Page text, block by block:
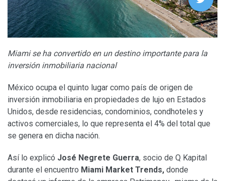
Miami se ha convertido en un destino importante para la
inversión inmobiliaria nacional
México ocupa el quinto lugar como país de origen de
inversión inmobiliaria en propiedades de lujo en Estados
Unidos, desde residencias, condominios, condhoteles y
activos comerciales, lo que representa el 4% del total que
se genera en dicha nación.
Así lo explicó José Negrete Guerra, socio de Q Kapital
durante el encuentro Miami Market Trends, donde